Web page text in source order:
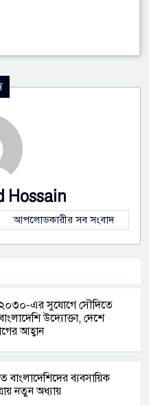
Hossain
আপলোডকারীর সব সংবাদ
এর সুযোগে সৌদিতে
উদ্যোক্তা, দেশে
আহ্বান
বাংলাদেশিদের ব্যবসায়িক
নতুন অধ্যায়